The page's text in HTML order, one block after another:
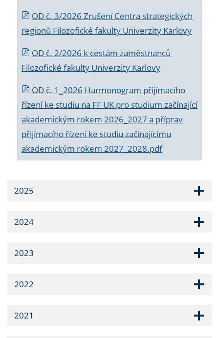
OD č. 3/2026 Zrušení Centra strategických
regionů Filozofické fakulty Univerzity Karlovy
OD č. 2/2026 k cestám zaměstnanců
Filozofické fakulty Univerzity Karlovy
OD č. 1_2026 Harmonogram přijímacího
řízení ke studiu na FF UK pro studium začínající
akademickým rokem 2026_2027 a příprav
přijímacího řízení ke studiu začínajícímu
akademickým rokem 2027_2028.pdf
2025
2024
2023
2022
2021